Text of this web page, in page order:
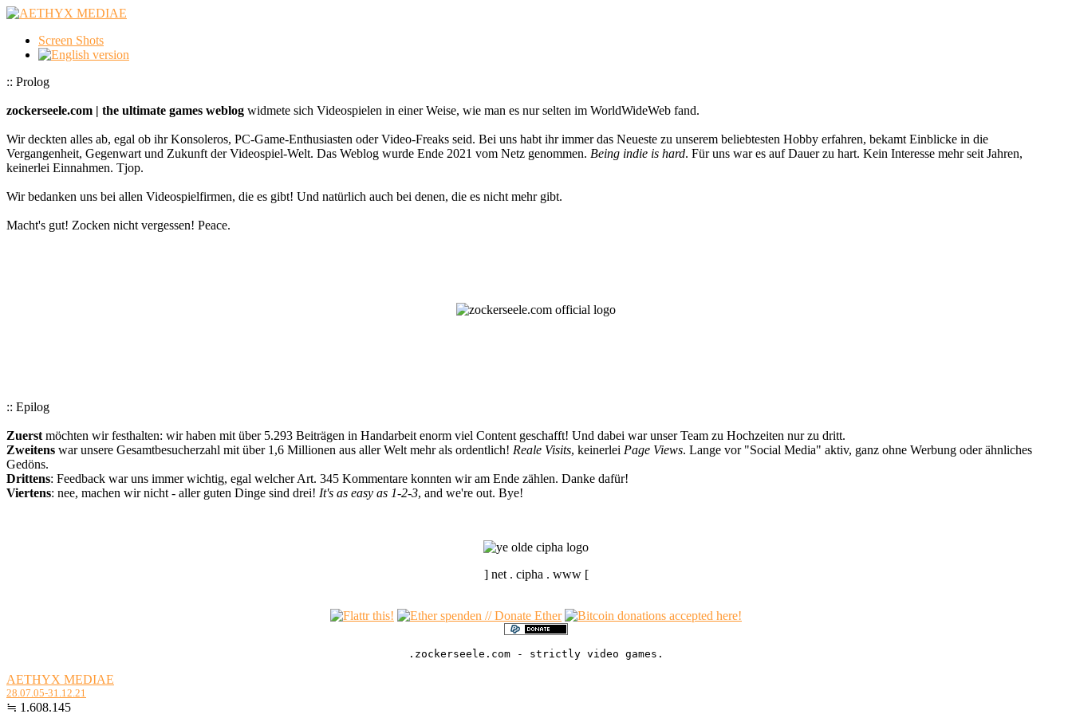
Screen Shots
:: Prolog
zockerseele.com | the ultimate games weblog widmete sich Videospielen in einer Weise, wie man es nur selten im WorldWideWeb fand.
Wir deckten alles ab, egal ob ihr Konsoleros, PC-Game-Enthusiasten oder Video-Freaks seid. Bei uns habt ihr immer das Neueste zu unserem beliebtesten Hobby erfahren, bekamt Einblicke in die
Vergangenheit, Gegenwart und Zukunft der Videospiel-Welt. Das Weblog wurde Ende 2021 vom Netz genommen. Being indie is hard. Für uns war es auf Dauer zu hart. Kein Interesse mehr seit Jahren,
keinerlei Einnahmen. Tjop.
Wir bedanken uns bei allen Videospielfirmen, die es gibt! Und natürlich auch bei denen, die es nicht mehr gibt.
Macht's gut! Zocken nicht vergessen! Peace.
:: Epilog
Zuerst möchten wir festhalten: wir haben mit über 5.293 Beiträgen in Handarbeit enorm viel Content geschafft! Und dabei war unser Team zu Hochzeiten nur zu dritt.
Zweitens war unsere Gesamtbesucherzahl mit über 1,6 Millionen aus aller Welt mehr als ordentlich! Reale Visits, keinerlei Page Views. Lange vor "Social Media" aktiv, ganz ohne Werbung oder ähnliches
Gedöns.
Drittens: Feedback war uns immer wichtig, egal welcher Art. 345 Kommentare konnten wir am Ende zählen. Danke dafür!
Viertens: nee, machen wir nicht - aller guten Dinge sind drei! It's as easy as 1-2-3, and we're out. Bye!
] net . cipha . www [
.zockerseele.com - strictly video games.
AETHYX MEDIAE
28.07.05-31.12.21
≒ 1.608.145